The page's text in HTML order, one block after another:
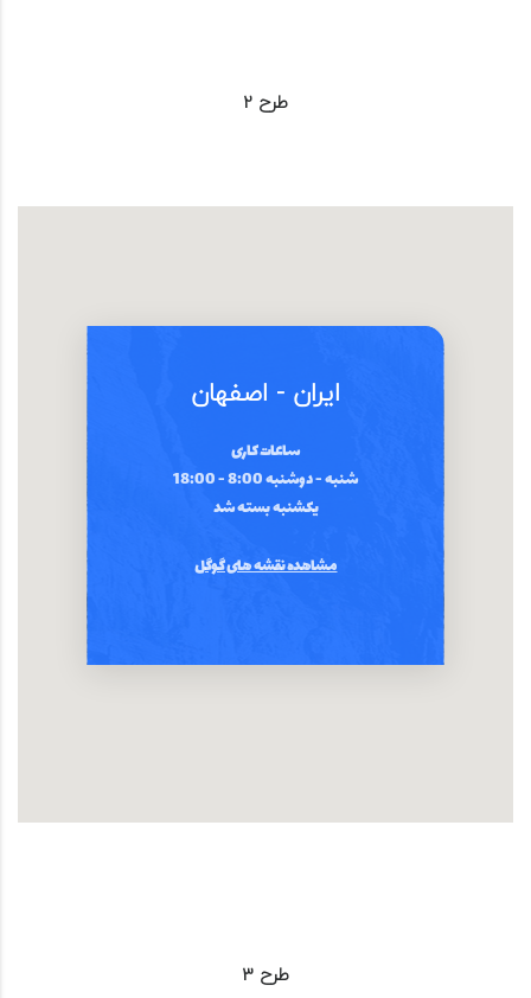
طرح 2
ایران - اصفهان
ساعات کاری
شنبه - دوشنبه 8:00 - 18:00
یکشنبه بسته شد
مشاهده نقشه های گوگل
طرح 3